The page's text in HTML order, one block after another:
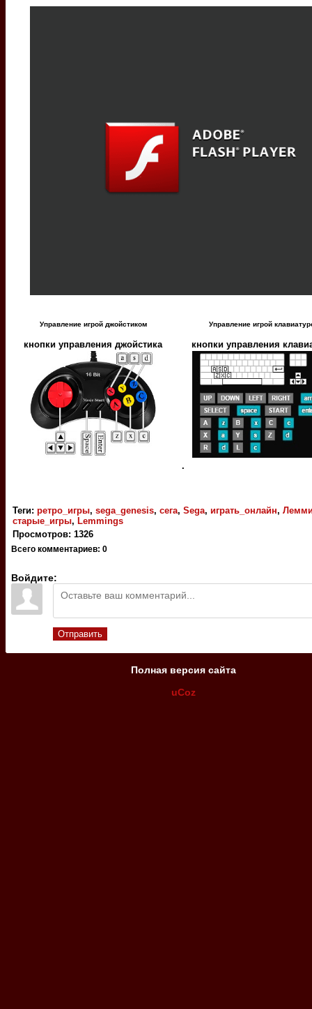
Управление игрой джойстиком
кнопки управления джойстика
Управление игрой
кнопки управления
.
Теги: ретро_игры, sega_genesis, сега, Sega, играть_онлайн,
старые_игры, Lemmings
Просмотров: 1326
Всего комментариев: 0
Войдите:
Отправить
Полная версия сайта
uCoz